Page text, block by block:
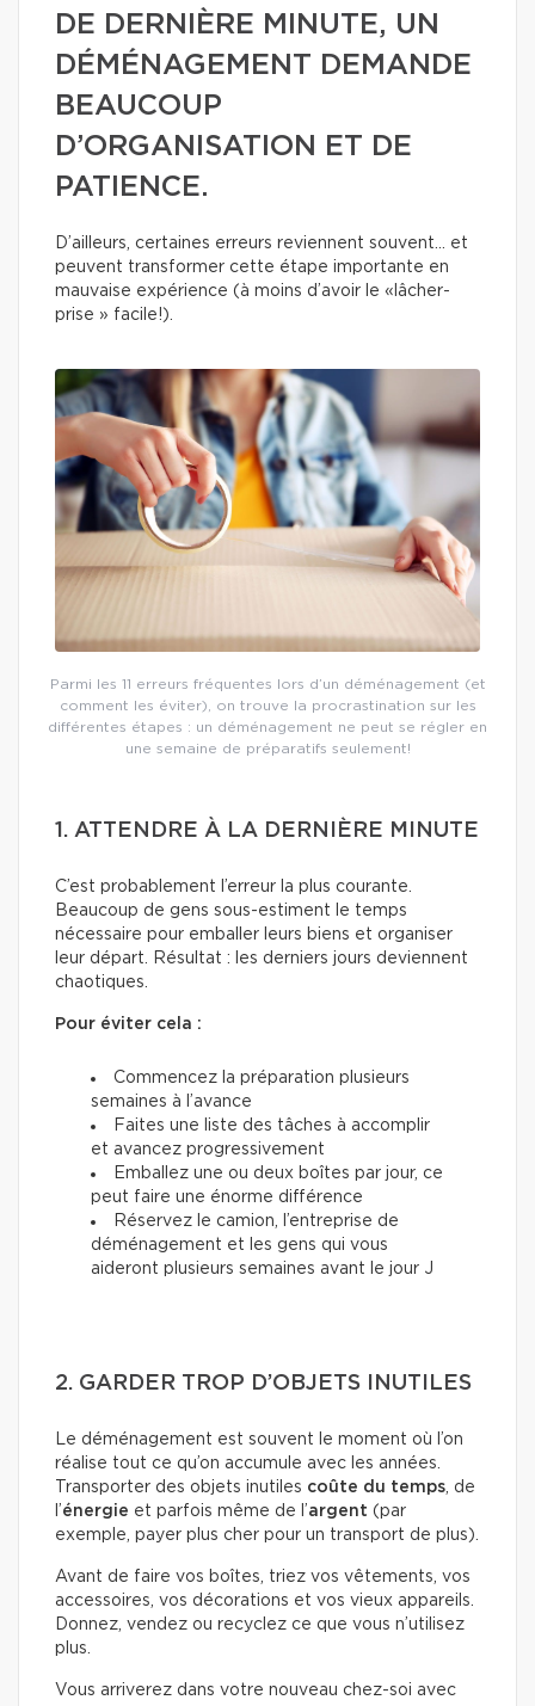
DE DERNIÈRE MINUTE, UN
DÉMÉNAGEMENT DEMANDE
BEAUCOUP
D’ORGANISATION ET DE
PATIENCE.
D’ailleurs, certaines erreurs reviennent souvent… et
peuvent transformer cette étape importante en
mauvaise expérience (à moins d’avoir le «lâcher-
prise » facile!).
Parmi les 11 erreurs fréquentes lors d’un déménagement (et
comment les éviter), on trouve la procrastination sur les
différentes étapes : un déménagement ne peut se régler en
une semaine de préparatifs seulement!
1. ATTENDRE À LA DERNIÈRE MINUTE
C’est probablement l’erreur la plus courante.
Beaucoup de gens sous-estiment le temps
nécessaire pour emballer leurs biens et organiser
leur départ. Résultat : les derniers jours deviennent
chaotiques.
Pour éviter cela :
Commencez la préparation plusieurs
semaines à l’avance
Faites une liste des tâches à accomplir
et avancez progressivement
Emballez une ou deux boîtes par jour, ce
peut faire une énorme différence
Réservez le camion, l’entreprise de
déménagement et les gens qui vous
aideront plusieurs semaines avant le jour J
2. GARDER TROP D’OBJETS INUTILES
Le déménagement est souvent le moment où l’on
réalise tout ce qu’on accumule avec les années.
Transporter des objets inutiles coûte du temps, de
l’énergie et parfois même de l’argent (par
exemple, payer plus cher pour un transport de plus).
Avant de faire vos boîtes, triez vos vêtements, vos
accessoires, vos décorations et vos vieux appareils.
Donnez, vendez ou recyclez ce que vous n’utilisez
plus.
Vous arriverez dans votre nouveau chez-soi avec